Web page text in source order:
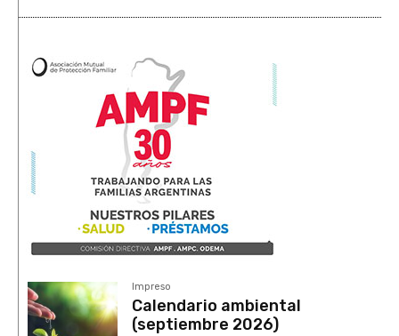
Impreso
Calendario ambiental
(septiembre 2026)